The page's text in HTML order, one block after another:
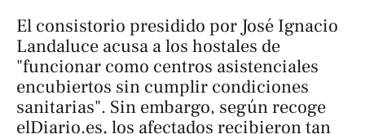
El consistorio presidido por José Ignacio
Landaluce acusa a los hostales de
"funcionar como centros asistenciales
encubiertos sin cumplir condiciones
sanitarias". Sin embargo, según recoge
elDiario.es, los afectados recibieron tan